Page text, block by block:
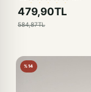
479,90TL
584,87TL
%14